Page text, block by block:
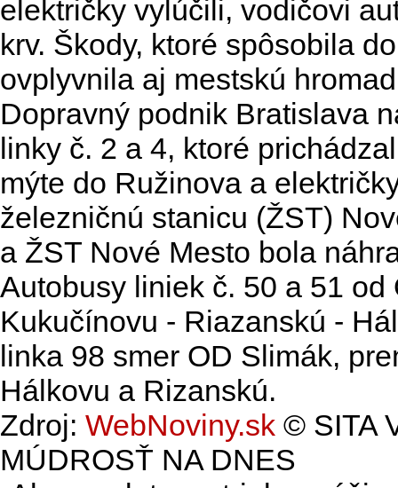
električky vylúčili, vodičovi
krv. Škody, ktoré spôsobila
ovplyvnila aj mestskú
Dopravný podnik Bratislava
linky č. 2 a 4, ktoré
mýte do Ružinova a
železničnú stanicu (ŽST)
a ŽST Nové Mesto bola
Autobusy liniek č. 50 a 51
Kukučínovu - Riazanskú -
linka 98 smer OD Slimák,
Hálkovu a Rizanskú.
Zdroj: WebNoviny.sk © SITA
MÚDROSŤ NA DNES